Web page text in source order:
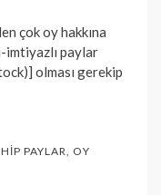
çok oy hakkına
imtiyazlı paylar
olması gerekip
PAYLAR, OY